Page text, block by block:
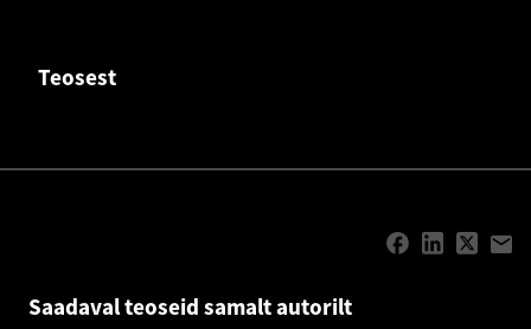
Teosest
Saadaval teoseid samalt autorilt